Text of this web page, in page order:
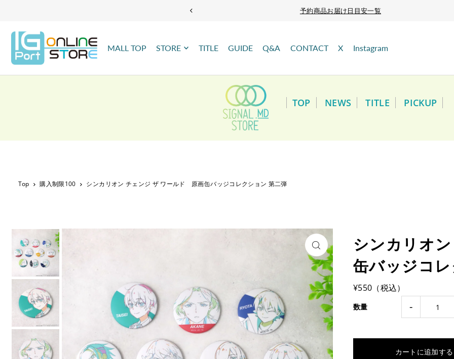
TRANSLATION MISSING: JA.ACCESSIBILITY.SKIP_TO_TEXT 予約商品お届け日目安一覧
MALL TOP STORE TITLE GUIDE Q&A CONTACT X Instagram
TOP NEWS TITLE PICKUP
Top 購入制限100 シンカリオン チェンジ ザ ワールド 原画缶バッジコレクション 第二弾
シンカリオ
缶バッジコ
¥550（税込）
数量 -